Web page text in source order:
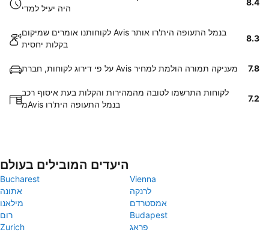
היה יעיל למדי
8.4
לקוחותנו אומרים שמיקום Avis בנמל התעופה הית'רו אותר
בקלות יחסית
8.3
על פי דירוג לקוחות, חברת Avis מעניקה תמורה הולמת למחיר 7.8
לקוחות התרשמו לטובה מהמהירות והקלות בעת איסוף רכב
מAvis בנמל התעופה הית'רו
7.2
היעדים המובילים בעולם
Bucharest
Vienna
אתונה
לרנקה
מילאנו
אמסטרדם
רום
Budapest
Zurich
פראג